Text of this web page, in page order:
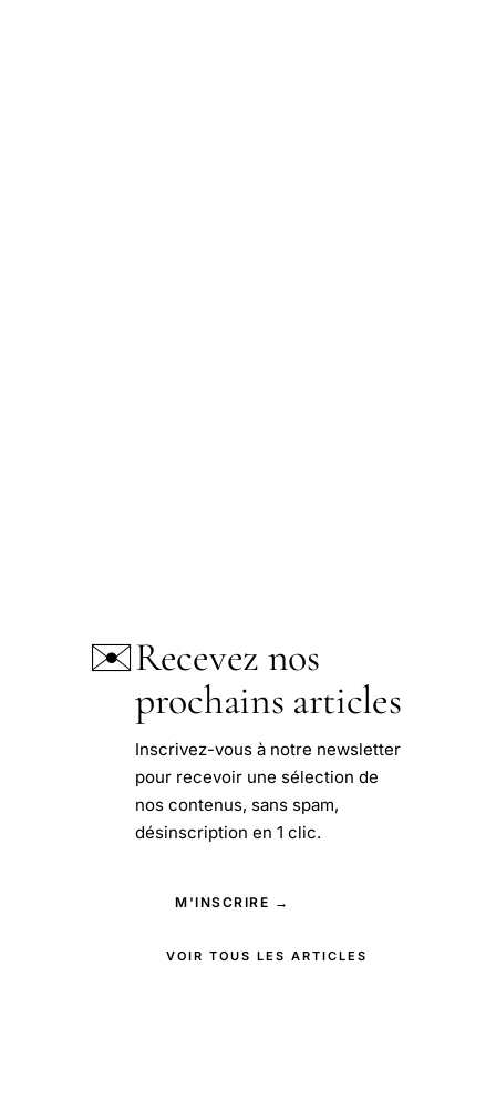
✉️Recevez nos
prochains articles
Inscrivez-vous à notre newsletter
pour recevoir une sélection de
nos contenus, sans spam,
désinscription en 1 clic.
M'INSCRIRE →
VOIR TOUS LES ARTICLES